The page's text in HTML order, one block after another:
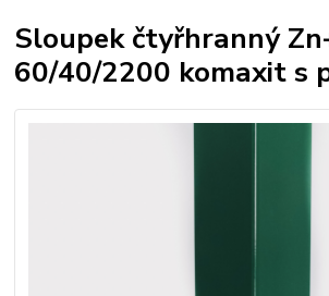
Sloupek čtyřhranný
60/40/2200 komaxit s